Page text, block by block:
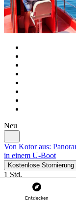
Entdecken
Neu
Von Kotor aus:
in einem U-Boot
Kostenlose Stornierung
1 Std.
Geführt von
Reiseleiter,